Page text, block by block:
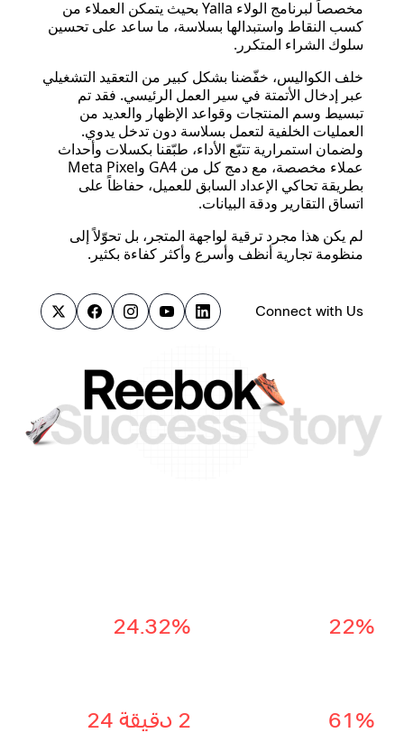
مخصصاً لبرنامج الولاء Yalla بحيث يتمكن العملاء من
كسب النقاط واستبدالها بسلاسة، ما ساعد على تحسين
سلوك الشراء المتكرر.
خلف الكواليس، خفّضنا بشكل كبير من التعقيد التشغيلي
عبر إدخال الأتمتة في سير العمل الرئيسي. فقد تم
تبسيط وسم المنتجات وقواعد الإظهار والعديد من
العمليات الخلفية لتعمل بسلاسة دون تدخل يدوي.
ولضمان استمرارية تتبّع الأداء، طبّقنا بكسلات وأحداث
عملاء مخصصة، مع دمج كل من GA4 وMeta Pixel
بطريقة تحاكي الإعداد السابق للعميل، حفاظاً على
اتساق التقارير ودقة البيانات.
لم يكن هذا مجرد ترقية لواجهة المتجر، بل تحوّلاً إلى
منظومة تجارية أنظف وأسرع وأكثر كفاءة بكثير.
Connect with Us
22%
24.32%
61%
2 دقيقة 24